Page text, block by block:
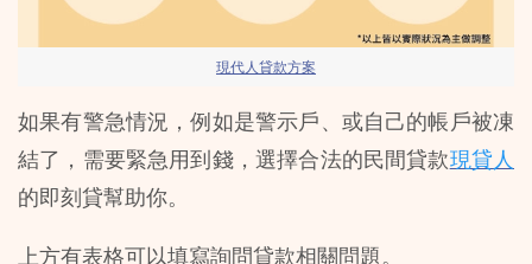
現代人貸款方案
如果有警急情況，例如是警示戶、或自己的帳戶被凍
結了，需要緊急用到錢，選擇合法的民間貸款現貸人
的即刻貸幫助你。
上方有表格可以填寫詢問貸款相關問題。